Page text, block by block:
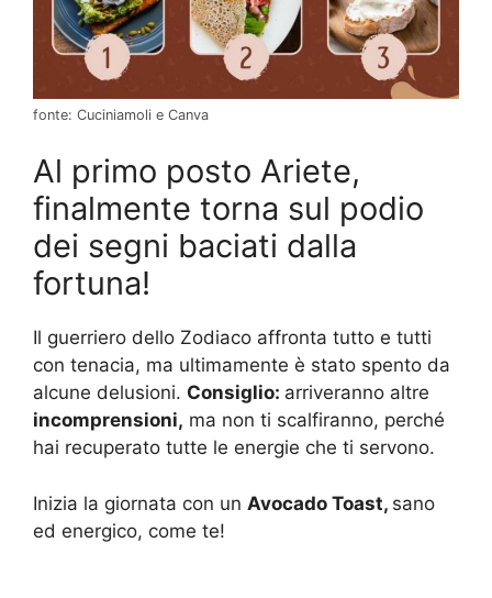
fonte: Cuciniamoli e Canva
Al primo posto Ariete,
finalmente torna sul podio
dei segni baciati dalla
fortuna!
Il guerriero dello Zodiaco affronta tutto e tutti
con tenacia, ma ultimamente è stato spento da
alcune delusioni. Consiglio: arriveranno altre
incomprensioni, ma non ti scalfiranno, perché
hai recuperato tutte le energie che ti servono.
Inizia la giornata con un Avocado Toast, sano
ed energico, come te!